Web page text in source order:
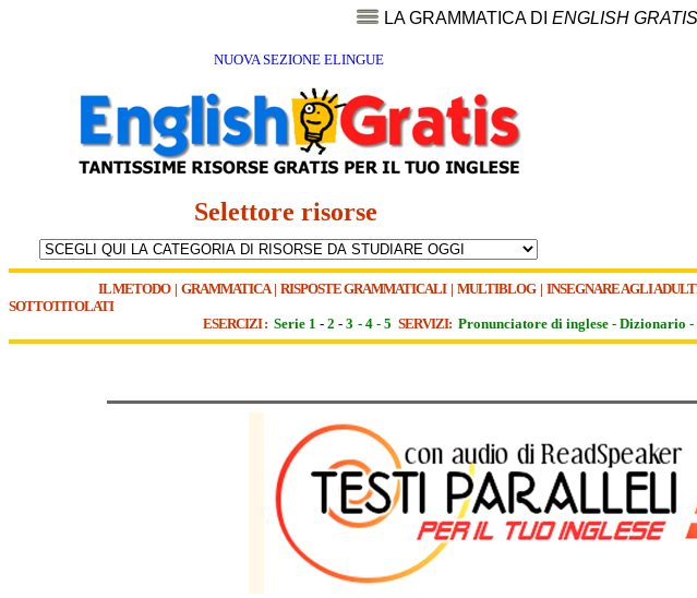
LA GRAMMATICA DI ENGLISH GRATIS
NUOVA SEZIONE ELINGUE
Selettore risorse
IL METODO| GRAMMATICA| RISPOSTE GRAMMATICALI| MULTIBLOG| INSEGNARE AGLI
SOTTOTITOLATI
ESERCIZI : Serie 1 - 2 - 3 - 4 - 5 SERVIZI: Pronunciatore di inglese - Dizionario -